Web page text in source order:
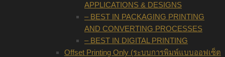
APPLICATIONS & DESIGNS
– BEST IN PACKAGING PRINTING
AND CONVERTING PROCESSES
– BEST IN DIGITAL PRINTING
Offset Printing Only (ระบบการพิมพ์แบบออฟเซ็ต